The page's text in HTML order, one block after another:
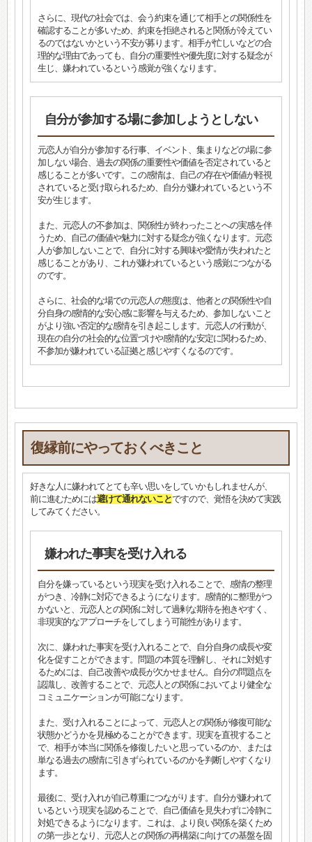
さらに、現代の社会では、会う約束を通じて相手との関係性を
確認することが多いため、約束を拒絶されると関係が冷えてい
るのではないかという不安が募ります。相手が忙しいなどの合
理的な理由であっても、自分の重要性や優先度に対する疑念が
生じ、嫌われているという感覚が強くなります。
自分が参加する場に参加しようとしない
元恋人が自分が参加する行事、イベント、集まりなどの場に参
加しない場合、過去の関係の重要性や価値を否定されていると
感じることが多いです。この感情は、自己の存在や価値が軽視
されていると受け取られるため、自分が嫌われているという不
安が生じます。
また、元恋人の不参加は、関係性が終わったことへの実感を伴
うため、自己の価値や魅力に対する疑念が強くなります。元恋
人が参加しないことで、自分に対する興味や愛情が失われたと
感じることがあり、これが嫌われているという感覚につながる
のです。
さらに、社会的な場での元恋人の態度は、他者との関係性や自
分自身の感情的な安心感に影響を与えるため、参加しないこと
がより強い否定的な感情を引き起こします。元恋人の行動が、
現在の自分の社会的な位置づけや感情的な安定に関わるため、
不参加が嫌われている証拠と感じやすくなるのです。
復縁前にやっておくべきこと
好きな人に嫌われてとても辛い思いをしていかもしれませんが、
前に進むためには避けて通れないことですので、覚悟を決めて実践
してみてください。
嫌われた事実を受け入れる
自分を嫌っているという現実を受け入れることで、感情の整理
がつき、冷静に対応できるようになります。感情的に整理がつ
かないと、元恋人との関係に対して過剰な期待を抱きやすく、
非現実的なアプローチをしてしまう可能性があります。
次に、嫌われた事実を受け入れることで、自分自身の成長や変
化を促すことができます。問題の本質を理解し、それに対処す
るためには、自己改善や成長が欠かせません。自分の問題点を
認識し、改善することで、元恋人との関係においてより健全な
コミュニケーションが可能になります。
また、受け入れることによって、元恋人との関係が修復可能な
状態かどうかを見極めることができます。現実を直視すること
で、相手が本当に関係を修復したいと思っているのか、または
単なる過去の感情に引きずられているのかを判断しやすくなり
ます。
最後に、受け入れが自己尊重につながります。自分が嫌われて
いるという現実を認めることで、自己価値を見失わずに冷静に
対処できるようになります。これは、より良い関係を築くため
の第一歩となり、元恋人との関係の再構築に向けての基盤を固